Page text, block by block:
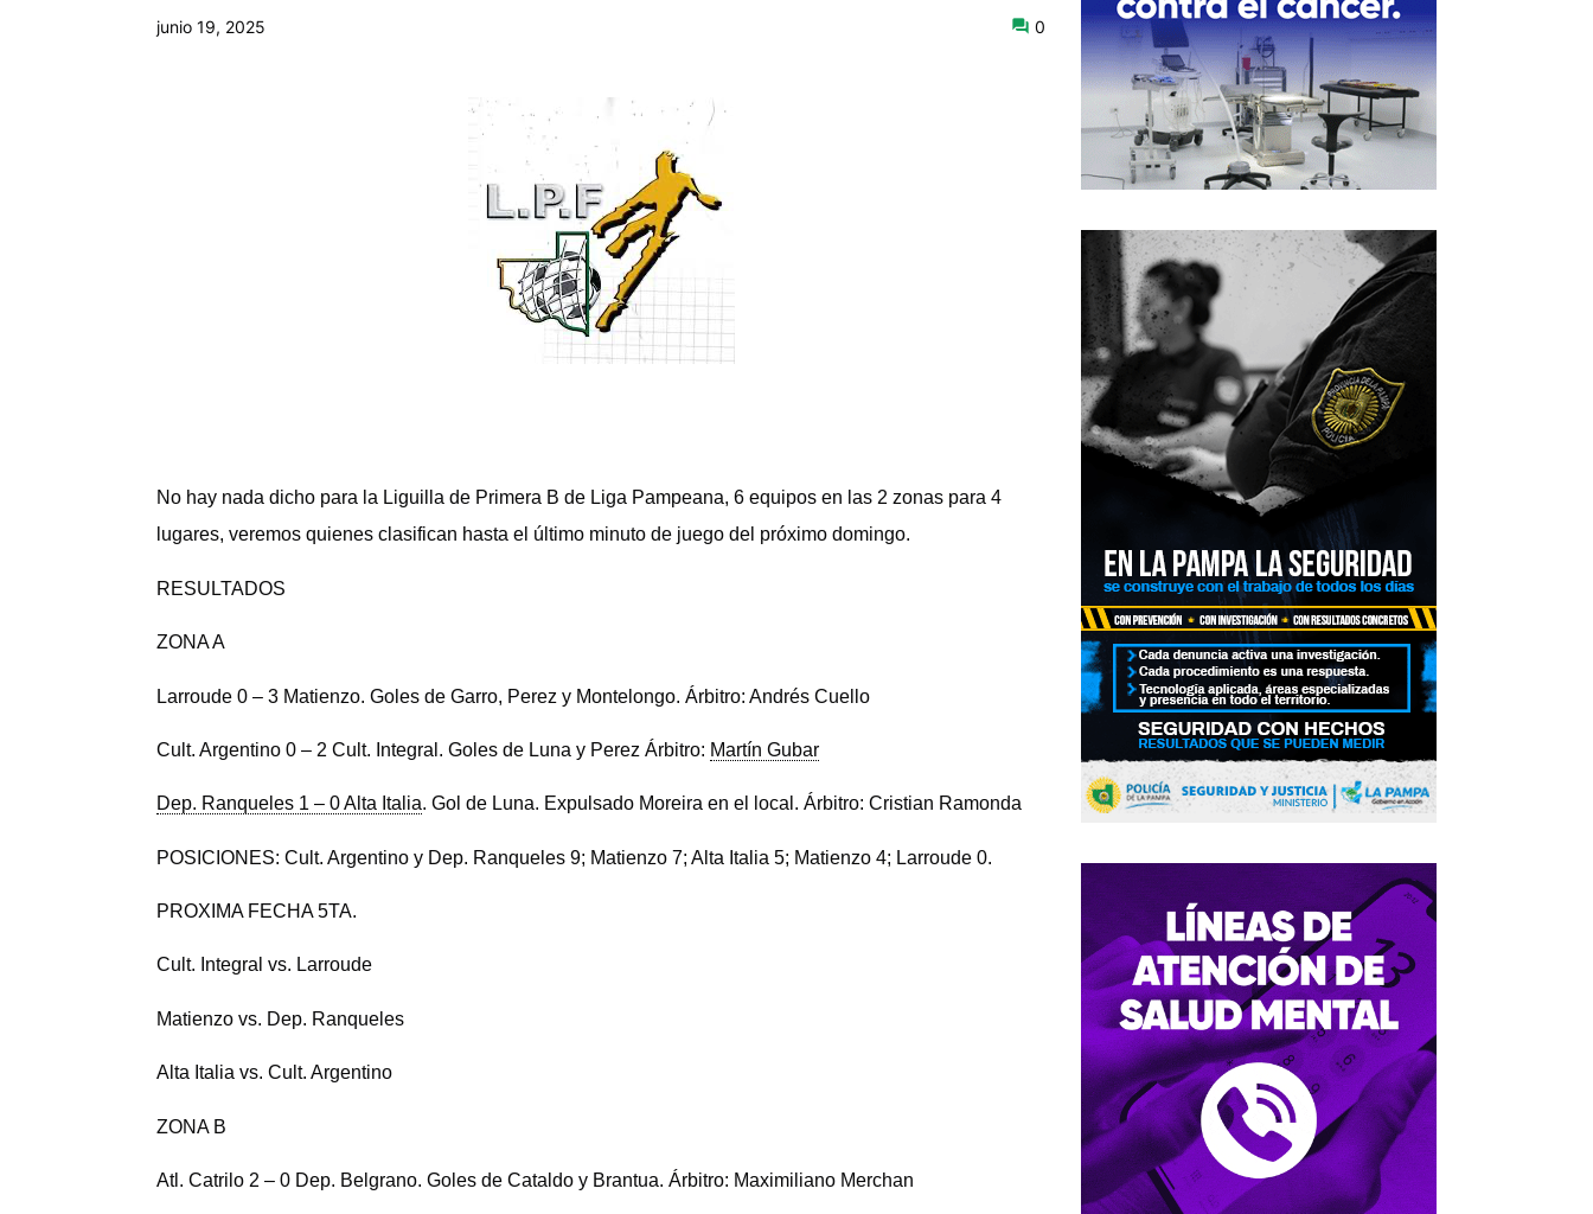
junio 19, 2025 0
No hay nada dicho para la Liguilla de Primera B de Liga Pampeana, 6 equipos en las 2 zonas para 4
lugares, veremos quienes clasifican hasta el último minuto de juego del próximo domingo.
RESULTADOS
ZONA A
Larroude 0 – 3 Matienzo. Goles de Garro, Perez y Montelongo. Árbitro: Andrés Cuello
Cult. Argentino 0 – 2 Cult. Integral. Goles de Luna y Perez Árbitro: Martín Gubar
Dep. Ranqueles 1 – 0 Alta Italia. Gol de Luna. Expulsado Moreira en el local. Árbitro: Cristian Ramonda
POSICIONES: Cult. Argentino y Dep. Ranqueles 9; Matienzo 7; Alta Italia 5; Matienzo 4; Larroude 0.
PROXIMA FECHA 5TA.
Cult. Integral vs. Larroude
Matienzo vs. Dep. Ranqueles
Alta Italia vs. Cult. Argentino
ZONA B
Atl. Catrilo 2 – 0 Dep. Belgrano. Goles de Cataldo y Brantua. Árbitro: Maximiliano Merchan